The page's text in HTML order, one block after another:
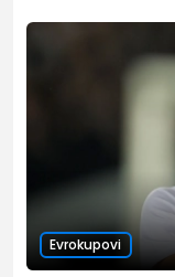
Evrokupovi